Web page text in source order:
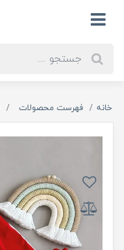
خانه فهرست محصولات